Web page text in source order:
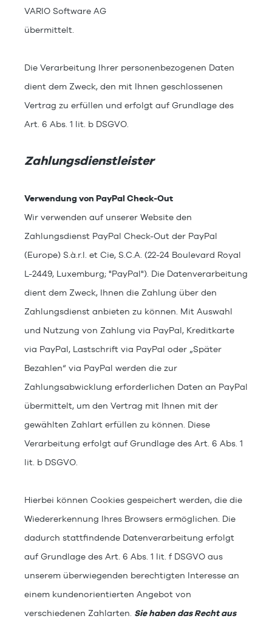
VARIO Software AG
übermittelt.
Die Verarbeitung Ihrer personenbezogenen Daten
dient dem Zweck, den mit Ihnen geschlossenen
Vertrag zu erfüllen und erfolgt auf Grundlage des
Art. 6 Abs. 1 lit. b DSGVO.
Zahlungsdienstleister
Verwendung von PayPal Check-Out
Wir verwenden auf unserer Website den
Zahlungsdienst PayPal Check-Out der PayPal
(Europe) S.à.r.l. et Cie, S.C.A. (22-24 Boulevard Royal
L-2449, Luxemburg; "PayPal"). Die Datenverarbeitung
dient dem Zweck, Ihnen die Zahlung über den
Zahlungsdienst anbieten zu können. Mit Auswahl
und Nutzung von Zahlung via PayPal, Kreditkarte
via PayPal, Lastschrift via PayPal oder „Später
Bezahlen“ via PayPal werden die zur
Zahlungsabwicklung erforderlichen Daten an PayPal
übermittelt, um den Vertrag mit Ihnen mit der
gewählten Zahlart erfüllen zu können. Diese
Verarbeitung erfolgt auf Grundlage des Art. 6 Abs. 1
lit. b DSGVO.
Hierbei können Cookies gespeichert werden, die die
Wiedererkennung Ihres Browsers ermöglichen. Die
dadurch stattfindende Datenverarbeitung erfolgt
auf Grundlage des Art. 6 Abs. 1 lit. f DSGVO aus
unserem überwiegenden berechtigten Interesse an
einem kundenorientierten Angebot von
verschiedenen Zahlarten. Sie haben das Recht aus